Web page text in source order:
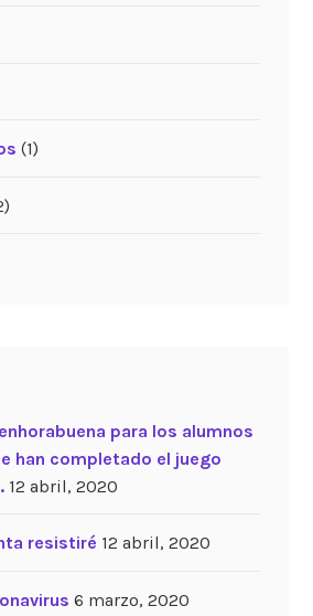
(1)
para los alumnos
han completado el juego
12 abril, 2020
resistiré 12 abril, 2020
6 marzo, 2020